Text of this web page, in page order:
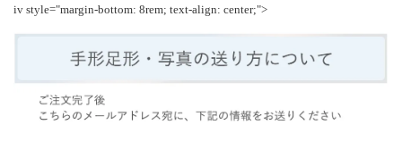
iv style="margin-bottom: 8rem; text-align: center;">